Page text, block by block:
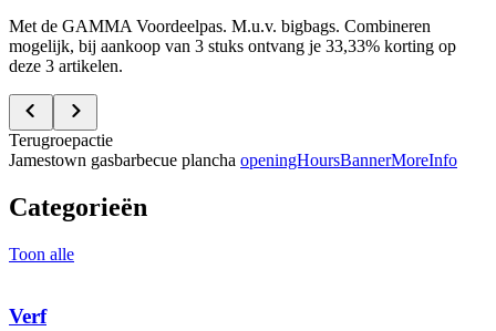
Met de GAMMA Voordeelpas. M.u.v. bigbags. Combineren
mogelijk, bij aankoop van 3 stuks ontvang je 33,33% korting op
deze 3 artikelen.
Terugroepactie
Jamestown gasbarbecue plancha openingHoursBannerMoreInfo
Categorieën
Toon alle
Verf